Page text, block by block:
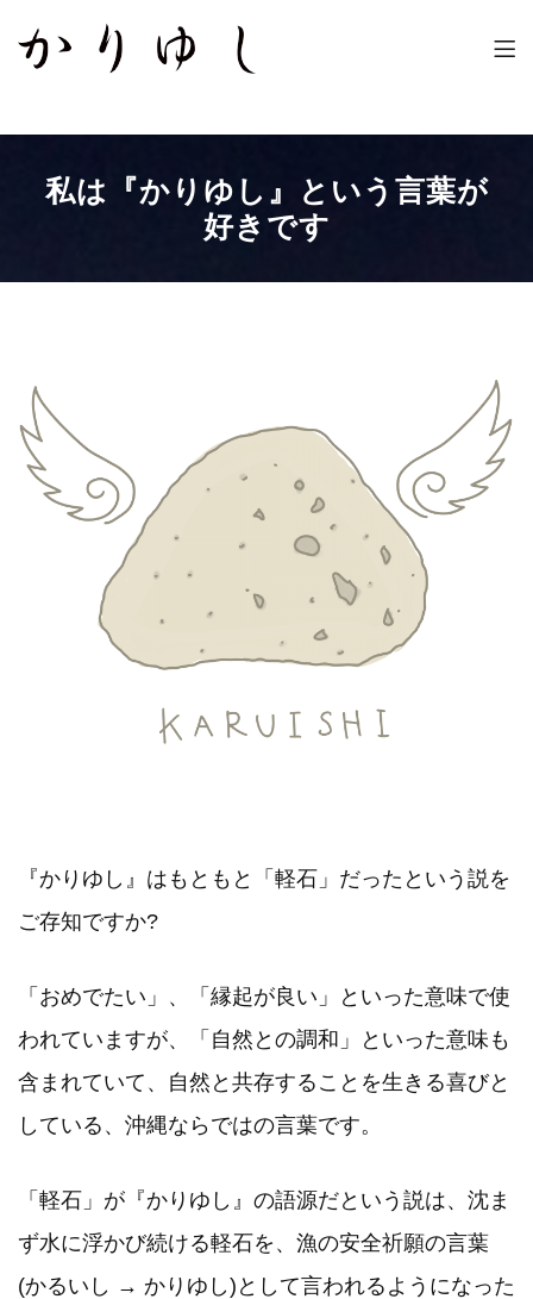
これからもず〜っと幸せ!
私は『かりゆし』という言葉が
好きです
『かりゆし』はもともと「軽石」だったという説を
ご存知ですか?
「おめでたい」、「縁起が良い」といった意味で使
われていますが、「自然との調和」といった意味も
含まれていて、自然と共存することを生きる喜びと
している、沖縄ならではの言葉です。
「軽石」が『かりゆし』の語源だという説は、沈ま
ず水に浮かび続ける軽石を、漁の安全祈願の言葉
(かるいし → かりゆし)として言われるようになった